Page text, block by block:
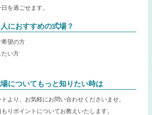
を過ごせます。
におすすめの式場？
希望の方
たい方
についてもっと知りたい時は
より、お気軽にお問い合わせくださいませ。
りポイントについてお教えいたします。